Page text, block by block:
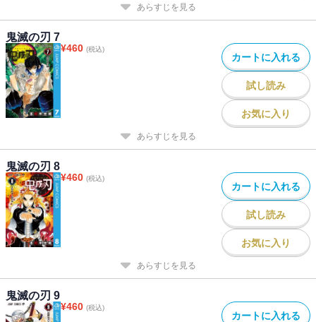
あらすじを見る
鬼滅の刃 7
¥460 (税込)
カートに入れる
試し読み
お気に入り
あらすじを見る
鬼滅の刃 8
¥460 (税込)
カートに入れる
試し読み
お気に入り
あらすじを見る
鬼滅の刃 9
¥460 (税込)
カートに入れる